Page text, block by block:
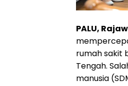
PALU,
rumah sakit
Tengah.
manusia